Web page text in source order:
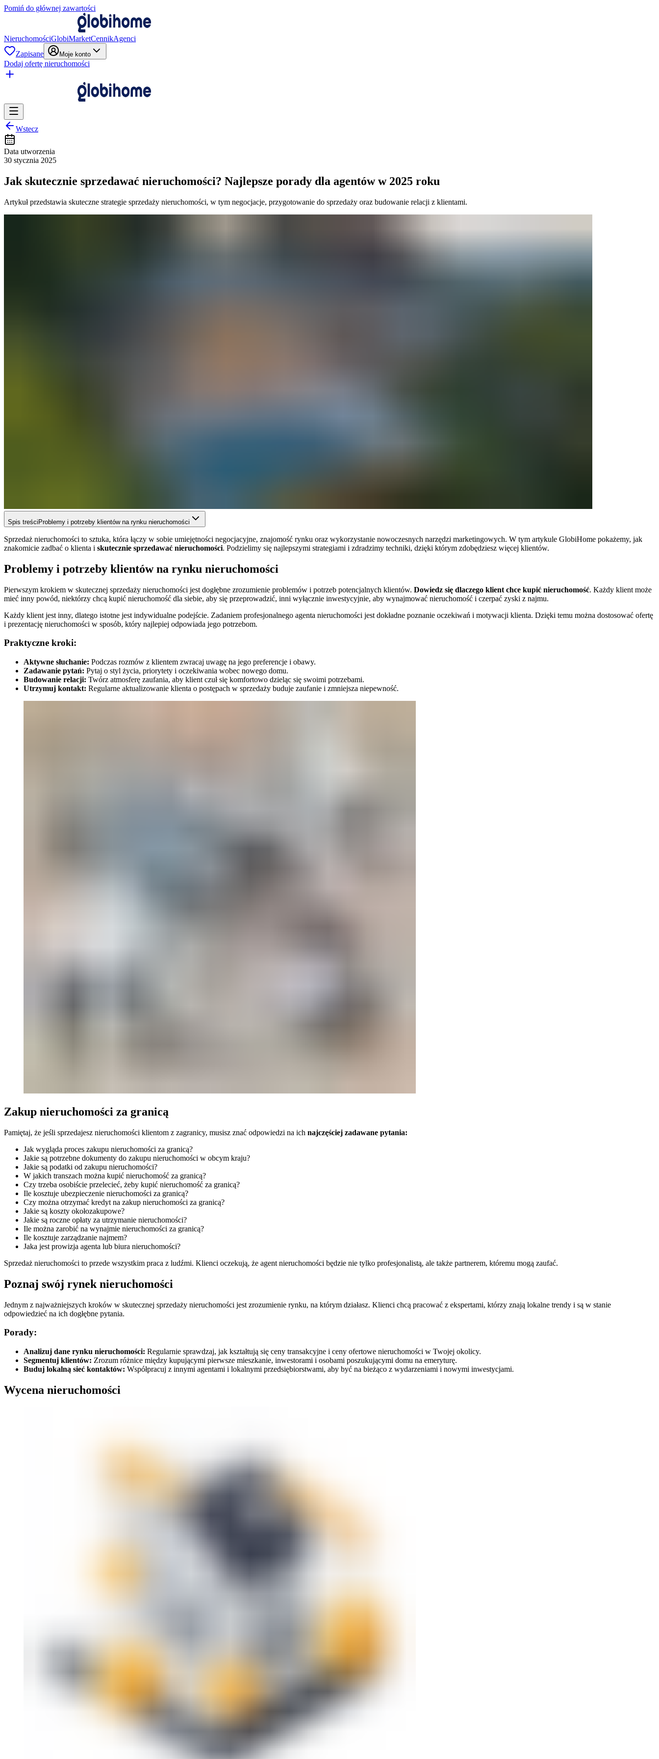
Pomiń do głównej zawartości
NieruchomościGlobiMarketCennikAgenci
Zapisane
Moje konto
Dodaj ofertę nieruchomości
Wstecz
Data utworzenia
30 stycznia 2025
Jak skutecznie sprzedawać nieruchomości? Najlepsze porady dla agentów w 2025 roku
Artykuł przedstawia skuteczne strategie sprzedaży nieruchomości, w tym negocjacje, przygotowanie do sprzedaży oraz budowanie relacji z klientami.
Spis treści Problemy i potrzeby klientów na rynku nieruchomości
Sprzedaż nieruchomości to sztuka, która łączy w sobie umiejętności negocjacyjne, znajomość rynku oraz wykorzystanie nowoczesnych narzędzi marketingowych. W tym artykule GlobiHome pokażemy, jak
znakomicie zadbać o klienta i skutecznie sprzedawać nieruchomości. Podzielimy się najlepszymi strategiami i zdradzimy techniki, dzięki którym zdobędziesz więcej klientów.
Problemy i potrzeby klientów na rynku nieruchomości
Pierwszym krokiem w skutecznej sprzedaży nieruchomości jest dogłębne zrozumienie problemów i potrzeb potencjalnych klientów. Dowiedz się dlaczego klient chce kupić nieruchomość. Każdy klient może
mieć inny powód, niektórzy chcą kupić nieruchomość dla siebie, aby się przeprowadzić, inni wyłącznie inwestycyjnie, aby wynajmować nieruchomość i czerpać zyski z najmu.
Każdy klient jest inny, dlatego istotne jest indywidualne podejście. Zadaniem profesjonalnego agenta nieruchomości jest dokładne poznanie oczekiwań i motywacji klienta. Dzięki temu można dostosować ofertę
i prezentację nieruchomości w sposób, który najlepiej odpowiada jego potrzebom.
Praktyczne kroki:
Aktywne słuchanie: Podczas rozmów z klientem zwracaj uwagę na jego preferencje i obawy.
Zadawanie pytań: Pytaj o styl życia, priorytety i oczekiwania wobec nowego domu.
Budowanie relacji: Twórz atmosferę zaufania, aby klient czuł się komfortowo dzieląc się swoimi potrzebami.
Utrzymuj kontakt: Regularne aktualizowanie klienta o postępach w sprzedaży buduje zaufanie i zmniejsza niepewność.
Zakup nieruchomości za granicą
Pamiętaj, że jeśli sprzedajesz nieruchomości klientom z zagranicy, musisz znać odpowiedzi na ich najczęściej zadawane pytania:
Jak wygląda proces zakupu nieruchomości za granicą?
Jakie są potrzebne dokumenty do zakupu nieruchomości w obcym kraju?
Jakie są podatki od zakupu nieruchomości?
W jakich transzach można kupić nieruchomość za granicą?
Czy trzeba osobiście przelecieć, żeby kupić nieruchomość za granicą?
Ile kosztuje ubezpieczenie nieruchomości za granicą?
Czy można otrzymać kredyt na zakup nieruchomości za granicą?
Jakie są koszty okołozakupowe?
Jakie są roczne opłaty za utrzymanie nieruchomości?
Ile można zarobić na wynajmie nieruchomości za granicą?
Ile kosztuje zarządzanie najmem?
Jaka jest prowizja agenta lub biura nieruchomości?
Sprzedaż nieruchomości to przede wszystkim praca z ludźmi. Klienci oczekują, że agent nieruchomości będzie nie tylko profesjonalistą, ale także partnerem, któremu mogą zaufać.
Poznaj swój rynek nieruchomości
Jednym z najważniejszych kroków w skutecznej sprzedaży nieruchomości jest zrozumienie rynku, na którym działasz. Klienci chcą pracować z ekspertami, którzy znają lokalne trendy i są w stanie
odpowiedzieć na ich dogłębne pytania.
Porady:
Analizuj dane rynku nieruchomości: Regularnie sprawdzaj, jak kształtują się ceny transakcyjne i ceny ofertowe nieruchomości w Twojej okolicy.
Segmentuj klientów: Zrozum różnice między kupującymi pierwsze mieszkanie, inwestorami i osobami poszukującymi domu na emeryturę.
Buduj lokalną sieć kontaktów: Współpracuj z innymi agentami i lokalnymi przedsiębiorstwami, aby być na bieżąco z wydarzeniami i nowymi inwestycjami.
Wycena nieruchomości